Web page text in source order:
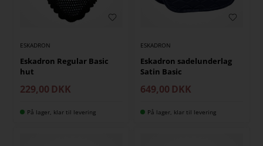
ESKADRON
Eskadron Regular Basic
hut
229,00 DKK
På lager, klar til levering
ESKADRON
Eskadron sadelunderlag
Satin Basic
649,00 DKK
På lager, klar til levering